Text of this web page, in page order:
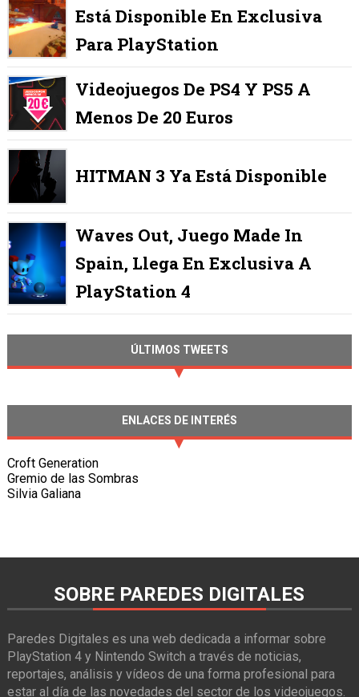
Está Disponible En Exclusiva
Para PlayStation
Videojuegos De PS4 Y PS5 A
Menos De 20 Euros
HITMAN 3 Ya Está Disponible
Waves Out, Juego Made In
Spain, Llega En Exclusiva A
PlayStation 4
ÚLTIMOS TWEETS
ENLACES DE INTERÉS
Croft Generation
Gremio de las Sombras
Silvia Galiana
SOBRE PAREDES DIGITALES
Paredes Digitales es una web dedicada a informar sobre
PlayStation 4 y Nintendo Switch a través de noticias,
reportajes, análisis y vídeos de una forma profesional para
estar al día de las novedades del sector de los videojuegos.